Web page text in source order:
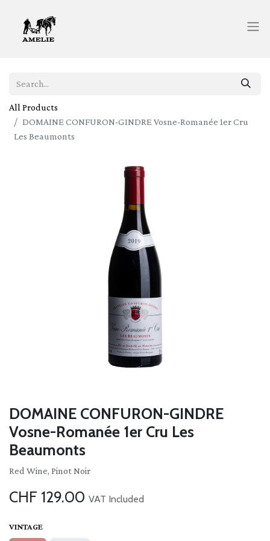
All Products
DOMAINE CONFURON-GINDRE Vosne-Romanée 1er Cru
Les Beaumonts
DOMAINE CONFURON-GINDRE
Vosne-Romanée 1er Cru Les
Beaumonts
Red Wine, Pinot Noir
CHF 129.00 VAT Included
VINTAGE